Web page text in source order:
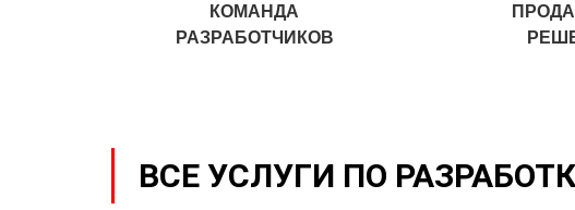
КОМАНДА
РАЗРАБОТЧИКОВ
ВСЕ УСЛУГИ ПО